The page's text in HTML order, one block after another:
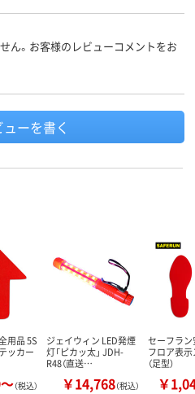
ん。お客様のレビューコメントをお
ューを書く
用品 5S
ッカー
（税込）
ジェイウィン LED発煙
灯「ピカッ太」 JDH-
R48（直送…
￥14,768（税込）
セーフラン
フロア表
（足型）
￥